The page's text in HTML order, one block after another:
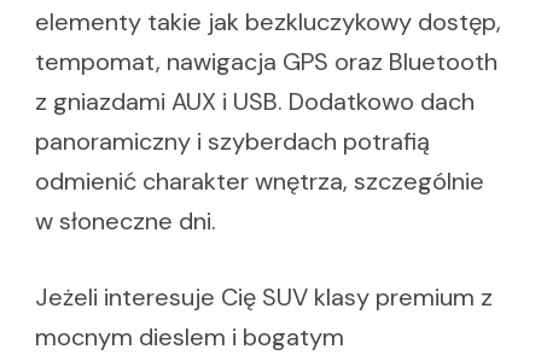
elementy takie jak bezkluczykowy dostęp,
tempomat, nawigacja GPS oraz Bluetooth
z gniazdami AUX i USB. Dodatkowo dach
panoramiczny i szyberdach potrafią
odmienić charakter wnętrza, szczególnie
w słoneczne dni.
Jeżeli interesuje Cię SUV klasy premium z
mocnym dieslem i bogatym